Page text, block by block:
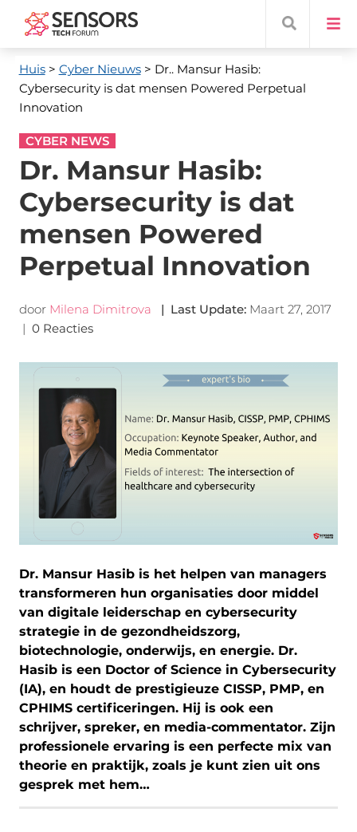
Huis> Cyber ​​Nieuws> Dr.. Mansur Hasib:
Cybersecurity is dat mensen Powered Perpetual
Innovation
CYBER NEWS
Dr. Mansur Hasib:
Cybersecurity is dat
mensen Powered
Perpetual Innovation
door Milena Dimitrova | Last Update: Maart 27, 2017
| 0 Reacties
Dr. Mansur Hasib is het helpen van managers
transformeren hun organisaties door middel
van digitale leiderschap en cybersecurity
strategie in de gezondheidszorg,
biotechnologie, onderwijs, en energie. Dr.
Hasib is een Doctor of Science in Cybersecurity
(IA), en houdt de prestigieuze CISSP, PMP, en
CPHIMS certificeringen. Hij is ook een
schrijver, spreker, en media-commentator. Zijn
professionele ervaring is een perfecte mix van
theorie en praktijk, zoals je kunt zien uit ons
gesprek met hem…